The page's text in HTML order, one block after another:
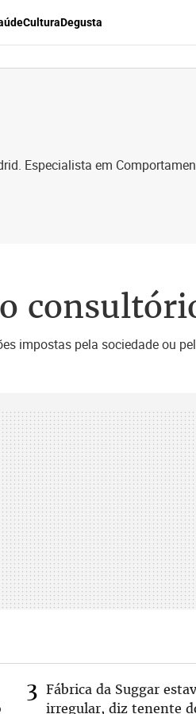
CulturaDegusta
Especialista em
impostas pela sociedade ou
Fábrica da Suggar
irregular, diz tenente